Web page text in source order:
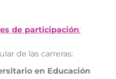
de participación:
de las carreras:
en Educación